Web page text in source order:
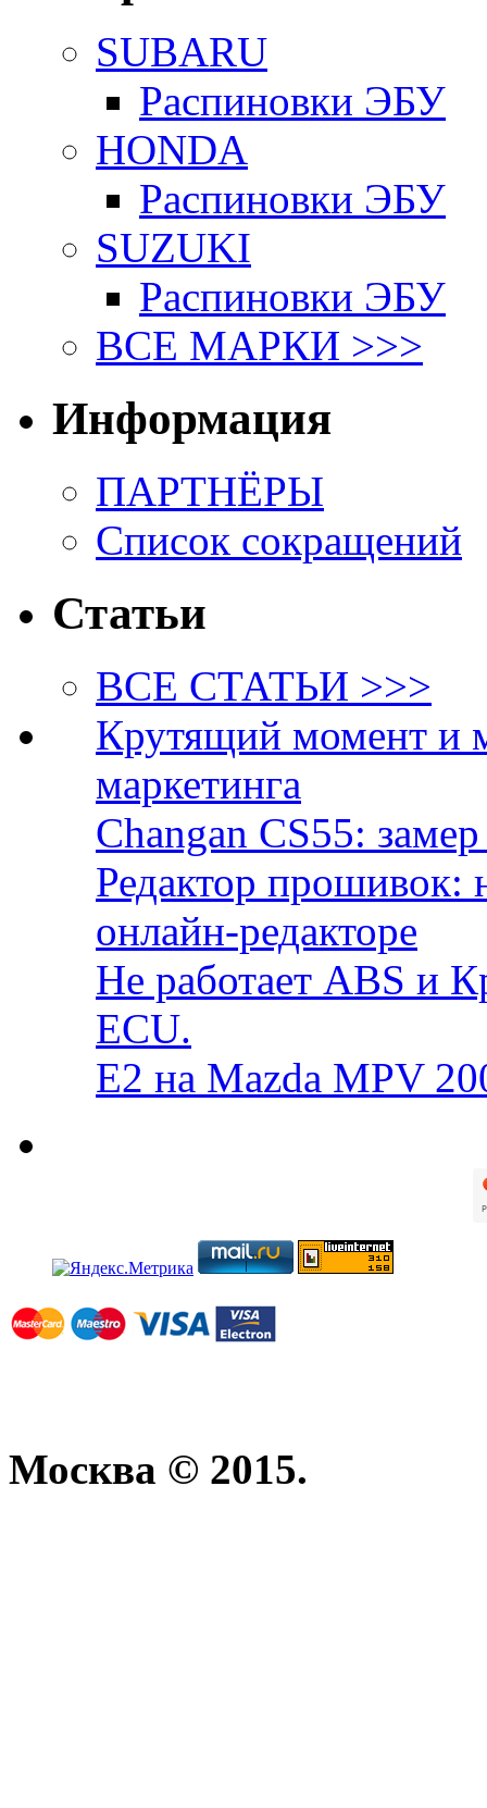
SUBARU
Распиновки ЭБУ
HONDA
Распиновки ЭБУ
SUZUKI
Распиновки ЭБУ
ВСЕ МАРКИ >>>
Информация
ПАРТНЁРЫ
Список сокращений
Статьи
ВСЕ СТАТЬИ >>>
Крутящий момент и
маркетинга
Changan CS55:
Редактор прошивок:
онлайн-редакторе
Не работает ABS и
ECU.
E2 на Mazda MPV
Москва © 2015.